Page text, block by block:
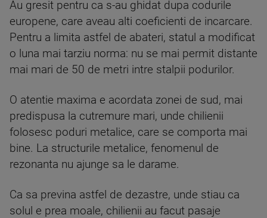
Au gresit pentru ca s-au ghidat dupa codurile
europene, care aveau alti coeficienti de incarcare.
Pentru a limita astfel de abateri, statul a modificat
o luna mai tarziu norma: nu se mai permit distante
mai mari de 50 de metri intre stalpii podurilor.
O atentie maxima e acordata zonei de sud, mai
predispusa la cutremure mari, unde chilienii
folosesc poduri metalice, care se comporta mai
bine. La structurile metalice, fenomenul de
rezonanta nu ajunge sa le darame.
Ca sa previna astfel de dezastre, unde stiau ca
solul e prea moale, chilienii au facut pasaje